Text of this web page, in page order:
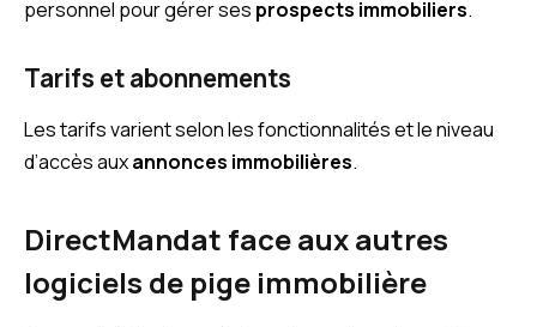
personnel pour gérer ses prospects immobiliers.
Tarifs et abonnements
Les tarifs varient selon les fonctionnalités et le niveau
d’accès auxannonces immobilières.
DirectMandat face aux autres
logiciels de pige immobilière